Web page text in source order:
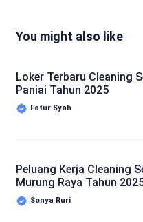
You might also like
Loker Terbaru Cleaning
Paniai Tahun 2025
Fatur Syah
Peluang Kerja Cleaning
Murung Raya Tahun
Sonya Ruri